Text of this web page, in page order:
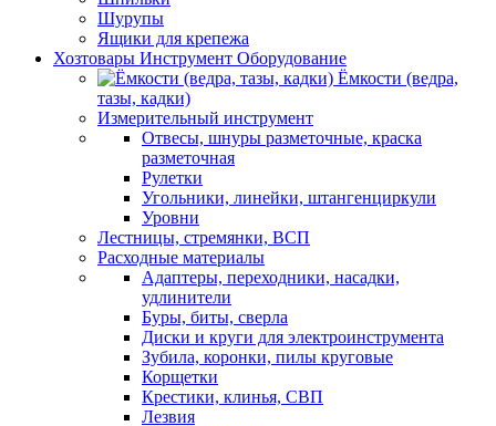
Шурупы
Ящики для крепежа
Хозтовары Инструмент Оборудование
Ёмкости (ведра,
тазы, кадки)
Измерительный инструмент
Отвесы, шнуры разметочные, краска
разметочная
Рулетки
Угольники, линейки, штангенциркули
Уровни
Лестницы, стремянки, ВСП
Расходные материалы
Адаптеры, переходники, насадки,
удлинители
Буры, биты, сверла
Диски и круги для электроинструмента
Зубила, коронки, пилы круговые
Корщетки
Крестики, клинья, СВП
Лезвия